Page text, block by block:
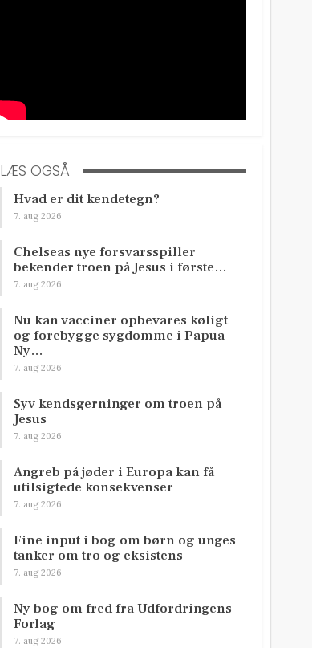
LÆS OGSÅ
Hvad er dit kendetegn?
7. aug 2026
Chelseas nye forsvarsspiller
bekender troen på Jesus i første…
7. aug 2026
Nu kan vacciner opbevares køligt
og forebygge sygdomme i Papua
Ny…
7. aug 2026
Syv kendsgerninger om troen på
Jesus
7. aug 2026
Angreb på jøder i Europa kan få
utilsigtede konsekvenser
7. aug 2026
Fine input i bog om børn og unges
tanker om tro og eksistens
7. aug 2026
Ny bog om fred fra Udfordringens
Forlag
7. aug 2026